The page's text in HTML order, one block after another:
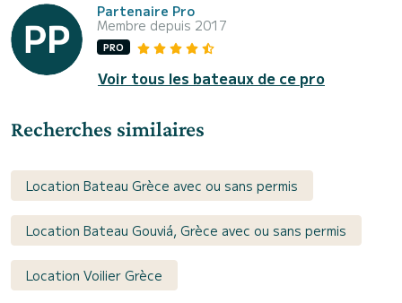
Partenaire Pro
Membre depuis 2017
PRO
Voir tous les bateaux de ce pro
Recherches similaires
Location Bateau Grèce avec ou sans permis
Location Bateau Gouviá, Grèce avec ou sans permis
Location Voilier Grèce